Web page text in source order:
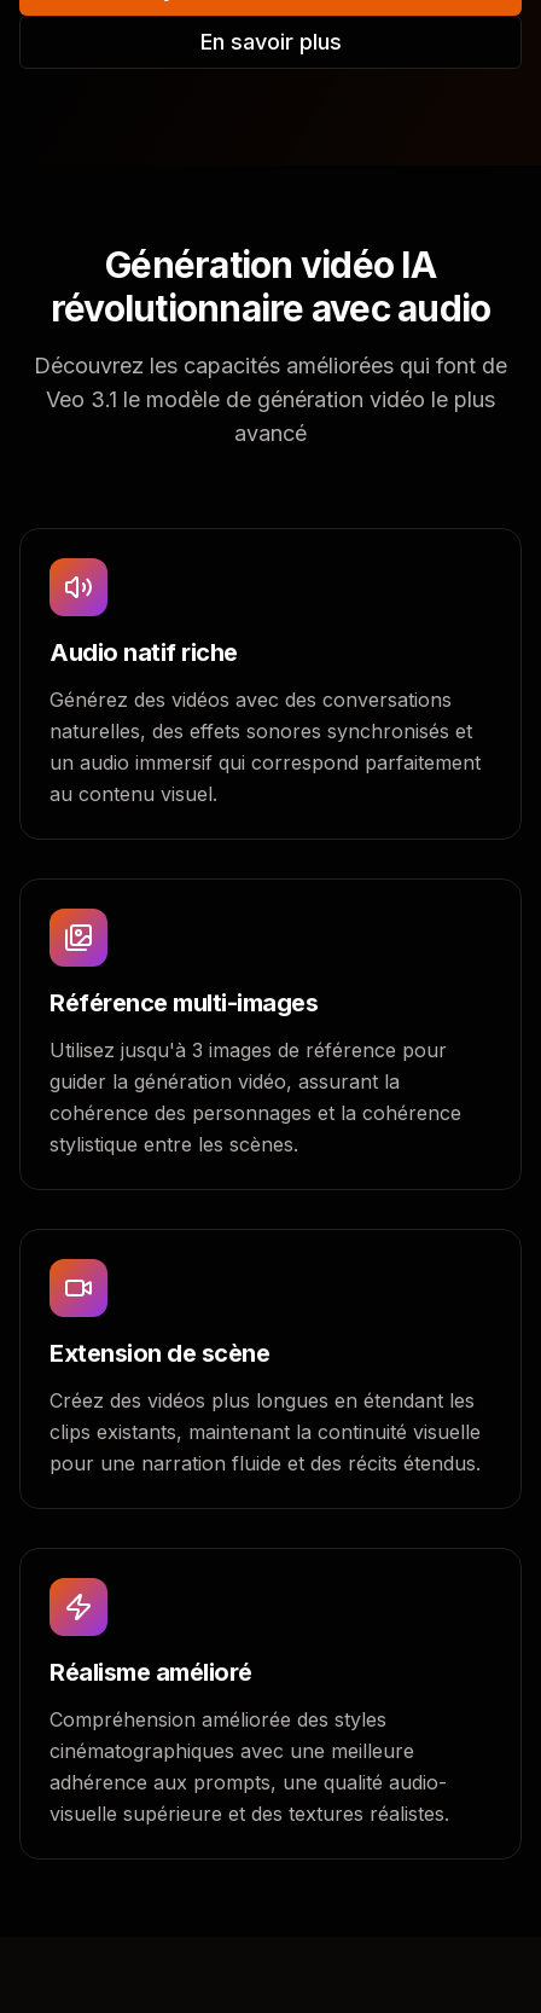
En savoir plus
Génération vidéo IA
révolutionnaire avec audio
Découvrez les capacités améliorées qui font de
Veo 3.1 le modèle de génération vidéo le plus
avancé
Audio natif riche
Générez des vidéos avec des conversations
naturelles, des effets sonores synchronisés et
un audio immersif qui correspond parfaitement
au contenu visuel.
Référence multi-images
Utilisez jusqu'à 3 images de référence pour
guider la génération vidéo, assurant la
cohérence des personnages et la cohérence
stylistique entre les scènes.
Extension de scène
Créez des vidéos plus longues en étendant les
clips existants, maintenant la continuité visuelle
pour une narration fluide et des récits étendus.
Réalisme amélioré
Compréhension améliorée des styles
cinématographiques avec une meilleure
adhérence aux prompts, une qualité audio-
visuelle supérieure et des textures réalistes.